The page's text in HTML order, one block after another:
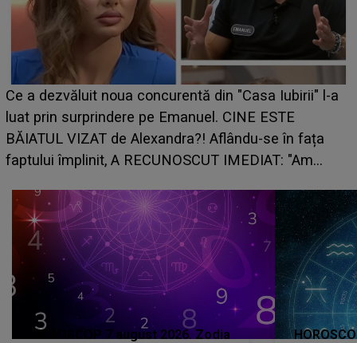
l-a
HOROSCOP de weekend, 8-9 august 2026.
care riscă să rămână fără bani. O decizie
grabă îi aduce pierderi semnificative și îi dă
planurile peste cap
HOROSCOP 7 august 2026. Zodia